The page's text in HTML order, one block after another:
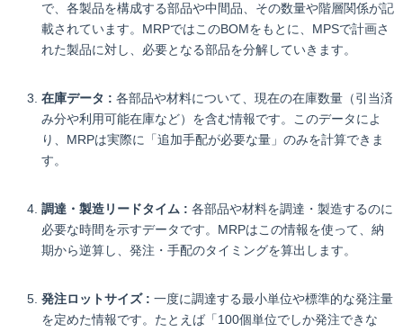
で、各製品を構成する部品や中間品、その数量や階層関係が記
載されています。MRPではこのBOMをもとに、MPSで計画さ
れた製品に対し、必要となる部品を分解していきます。
在庫データ : 各部品や材料について、現在の在庫数量（引当済
み分や利用可能在庫など）を含む情報です。このデータによ
り、MRPは実際に「追加手配が必要な量」のみを計算できま
す。
調達・製造リードタイム : 各部品や材料を調達・製造するのに
必要な時間を示すデータです。MRPはこの情報を使って、納
期から逆算し、発注・手配のタイミングを算出します。
発注ロットサイズ : 一度に調達する最小単位や標準的な発注量
を定めた情報です。たとえば「100個単位でしか発注できな